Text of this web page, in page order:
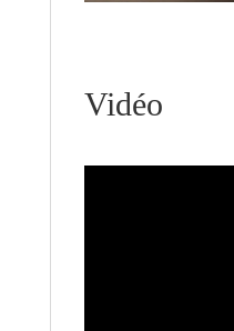
Vidéo